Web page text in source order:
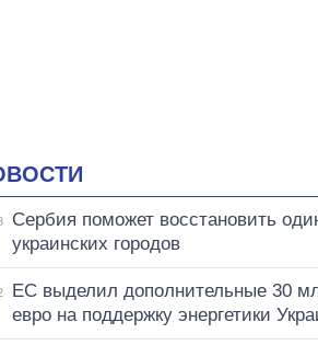
Сербия поможет восстановить
украинских городов
ЕС выделил дополнительные 30
евро на поддержку энергетики